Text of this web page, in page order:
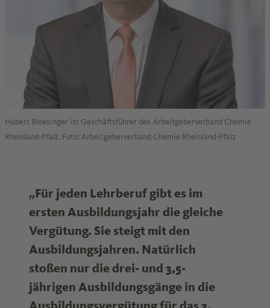
Hubert Bloesinger ist Geschäftsführer des Arbeitgeberverband Chemie
Rheinland-Pfalz. Foto: Arbeitgeberverband Chemie Rheinland-Pfalz
„Für jeden Lehrberuf gibt es im
ersten Ausbildungsjahr die gleiche
Vergütung. Sie steigt mit den
Ausbildungsjahren. Natürlich
stoßen nur die drei- und 3,5-
jährigen Ausbildungsgänge in die